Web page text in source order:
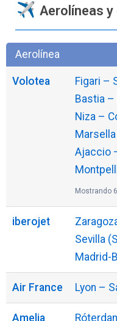
Aerolíneas
Aerolínea
Volotea
Figari –
Bastia –
Niza –
Ajaccio
Mostrando
iberojet
Sevilla
Madrid-
Air France Lyon –
Amelia